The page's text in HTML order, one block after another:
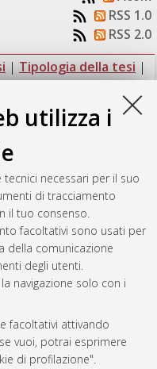
utilizza i
necessari per il suo
di tracciamento
il tuo consenso.
facoltativi sono usati per
della comunicazione
degli utenti.
navigazione solo con i
facoltativi attivando
vuoi, potrai esprimere
di profilazione".
RSS 1.0
RSS 2.0
| Tipologia della tesi |
dei consumi energetici
Università di Bologna,
[LM-DM270],
ilSat Aug 8 07:20:43 2026
CEST